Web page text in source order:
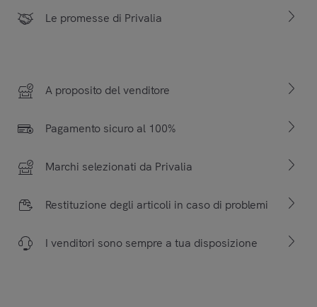
Le promesse di Privalia
A proposito del venditore
Pagamento sicuro al 100%
Marchi selezionati da Privalia
Restituzione degli articoli in caso di problemi
I venditori sono sempre a tua disposizione